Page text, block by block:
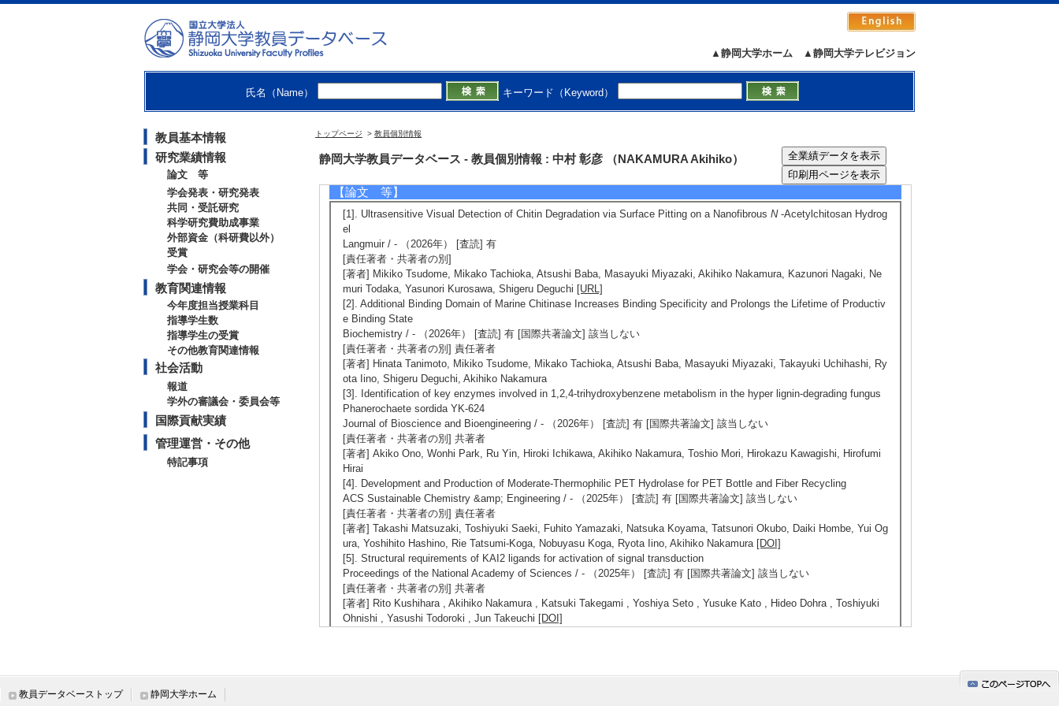
▲静岡大学テレビジョン
▲静岡大学ホーム
氏名（Name） キーワード（Keyword）
教員基本情報
研究業績情報
論文 等
学会発表・研究発表
共同・受託研究
科学研究費助成事業
外部資金（科研費以外）
受賞
学会・研究会等の開催
教育関連情報
今年度担当授業科目
指導学生数
指導学生の受賞
その他教育関連情報
社会活動
報道
学外の審議会・委員会等
国際貢献実績
管理運営・その他
特記事項
トップページ > 教員個別情報
静岡大学教員データベース - 教員個別情報 : 中村 彰彦 （NAKAMURA Akihiko）
・日本生物物理学会
https://wwp.shizuoka.ac.jp/funcbiomol/
研究業績情報
【論文 等】
[1]. Ultrasensitive Visual Detection of Chitin Degradation via Surface Pitting on a Nanofibrous N-Acetylchitosan Hydrog
el
Langmuir / - （2026年） [査読] 有
[責任著者・共著者の別]
[著者] Mikiko Tsudome, Mikako Tachioka, Atsushi Baba, Masayuki Miyazaki, Akihiko Nakamura, Kazunori Nagaki, Ne
muri Todaka, Yasunori Kurosawa, Shigeru Deguchi [URL]
[2]. Additional Binding Domain of Marine Chitinase Increases Binding Specificity and Prolongs the Lifetime of Productiv
e Binding State
Biochemistry / - （2026年） [査読] 有 [国際共著論文] 該当しない
[責任著者・共著者の別] 責任著者
[著者] Hinata Tanimoto, Mikiko Tsudome, Mikako Tachioka, Atsushi Baba, Masayuki Miyazaki, Takayuki Uchihashi, Ry
ota Iino, Shigeru Deguchi, Akihiko Nakamura
[3]. Identification of key enzymes involved in 1,2,4-trihydroxybenzene metabolism in the hyper lignin-degrading fungus
Phanerochaete sordida YK-624
Journal of Bioscience and Bioengineering / - （2026年） [査読] 有 [国際共著論文] 該当しない
[責任著者・共著者の別] 共著者
[著者] Akiko Ono, Wonhi Park, Ru Yin, Hiroki Ichikawa, Akihiko Nakamura, Toshio Mori, Hirokazu Kawagishi, Hirofumi
Hirai
[4]. Development and Production of Moderate-Thermophilic PET Hydrolase for PET Bottle and Fiber Recycling
ACS Sustainable Chemistry &amp; Engineering / - （2025年） [査読] 有 [国際共著論文] 該当しない
[責任著者・共著者の別] 責任著者
[著者] Takashi Matsuzaki, Toshiyuki Saeki, Fuhito Yamazaki, Natsuka Koyama, Tatsunori Okubo, Daiki Hombe, Yui Og
ura, Yoshihito Hashino, Rie Tatsumi-Koga, Nobuyasu Koga, Ryota Iino, Akihiko Nakamura [DOI]
[5]. Structural requirements of KAI2 ligands for activation of signal transduction
Proceedings of the National Academy of Sciences / - （2025年） [査読] 有 [国際共著論文] 該当しない
[責任著者・共著者の別] 共著者
[著者] Rito Kushihara , Akihiko Nakamura , Katsuki Takegami , Yoshiya Seto , Yusuke Kato , Hideo Dohra , Toshiyuki
Ohnishi , Yasushi Todoroki , Jun Takeuchi [DOI]
[1]. Development and single-molecule binding-analysis of plastic hydrolase enzyme for recycling
教員データベーストップ 静岡大学ホーム